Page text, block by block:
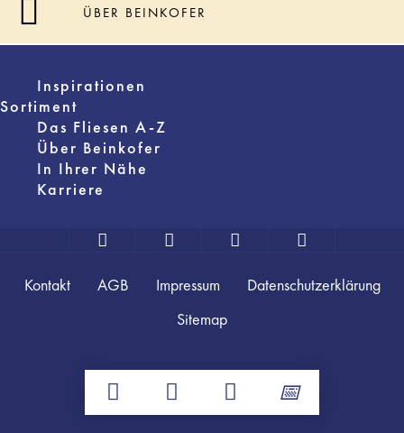
ÜBER BEINKOFER
Inspirationen
Sortiment
Das Fliesen A-Z
Über Beinkofer
In Ihrer Nähe
Karriere
Kontakt AGB Impressum
Datenschutzerklärung
Sitemap